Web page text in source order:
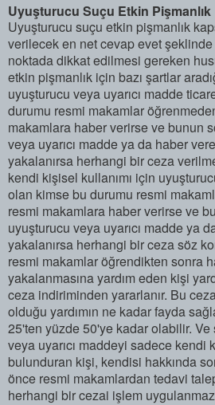
Uyuşturucu Suçu Etkin Pişmanlık
Uyuşturucu suçu etkin pişmanlık
verilecek en net cevap evet şeklinde
noktada dikkat edilmesi gereken
etkin pişmanlık için bazı şartlar
uyuşturucu veya uyarıcı madde
durumu resmi makamlar
makamlara haber verirse ve bunun
veya uyarıcı madde ya da haber
yakalanırsa herhangi bir ceza
kendi kişisel kullanımı için
olan kimse bu durumu resmi
resmi makamlara haber verirse ve
uyuşturucu veya uyarıcı madde ya
yakalanırsa herhangi bir ceza söz
resmi makamlar öğrendikten sonra
yakalanmasına yardım eden kişi
ceza indiriminden yararlanır. Bu
olduğu yardımın ne kadar fayda
25'ten yüzde 50'ye kadar olabilir.
veya uyarıcı maddeyi sadece kendi
bulunduran kişi, kendisi hakkında
önce resmi makamlardan tedavi
herhangi bir cezai işlem